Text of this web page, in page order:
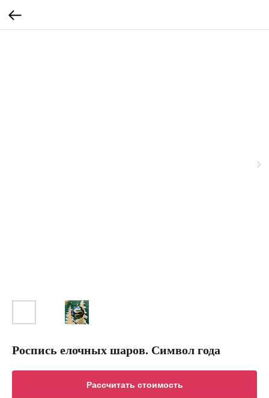
Роспись елочных шаров. Символ года
Рассчитать стоимость